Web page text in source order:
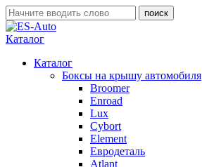
Каталог
Каталог
Боксы на крышу автомобиля
Broomer
Enroad
Lux
Cybort
Element
Евродеталь
Atlant